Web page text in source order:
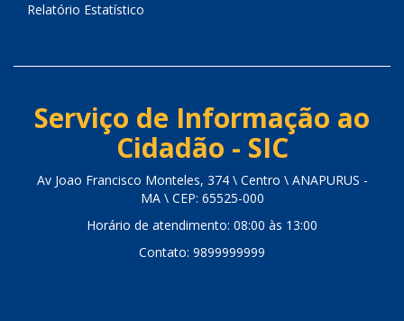
Relatório Estatístico
Serviço de Informação ao
Cidadão - SIC
Av Joao Francisco Monteles, 374 \ Centro \ ANAPURUS -
MA \ CEP: 65525-000
Horário de atendimento: 08:00 às 13:00
Contato: 9899999999